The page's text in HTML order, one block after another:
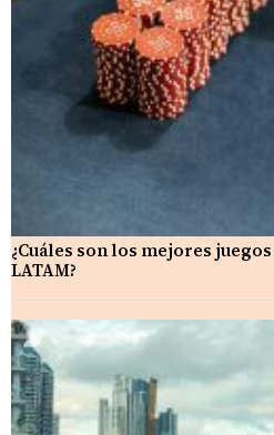
¿Cuáles son los mejores
LATAM?